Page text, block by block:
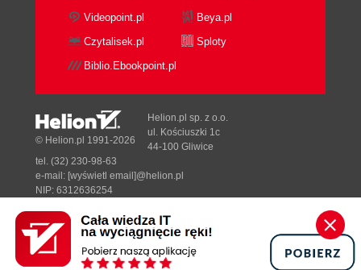
Videopoint.pl
Beya.pl
Czytalisek.pl
Sploty
Biblio.Ebookpoint.pl
Designed with ♥ byTonik.pl
© Helion.pl 1991-2026
Helion.pl sp. z o.o.
ul. Kościuszki 1c
44-100 Gliwice
tel. (32) 230-98-63
e-mail: [wyświetl email]@helion.pl
NIP: 6312636254